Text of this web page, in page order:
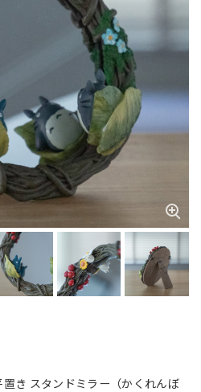
き スタンドミラー（かくれんぼ